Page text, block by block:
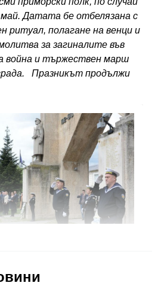
Датата бе отбелязана с
ритуал, полагане на венци и
за загиналите във
война и тържествен марш
Празникът продължи